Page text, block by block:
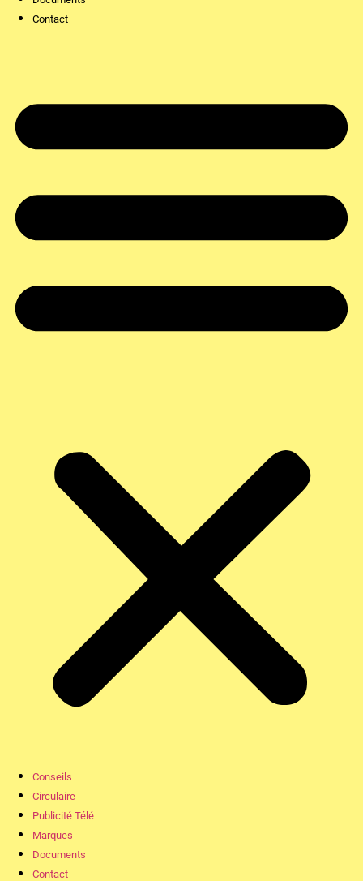
Contact
Conseils
Circulaire
Publicité Télé
Marques
Documents
Contact